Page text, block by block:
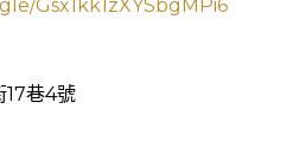
Gsx1kk1zXYSbgMPi6
17巷4號